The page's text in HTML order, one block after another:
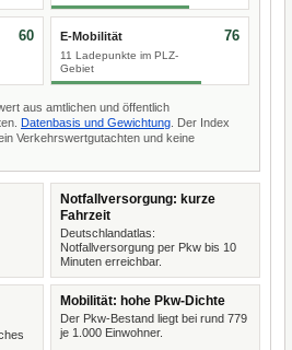
60 E-Mobilität
11 Ladepunkte im PLZ-
Gebiet
76
aus amtlichen und öffentlich
Datenbasis und Gewichtung . Der Index
Verkehrswertgutachten und keine
Notfallversorgung: kurze
Fahrzeit
Deutschlandatlas:
Notfallversorgung per Pkw bis 10
Minuten erreichbar.
Mobilität: hohe Pkw-Dichte
Der Pkw-Bestand liegt bei rund 779
je 1.000 Einwohner.